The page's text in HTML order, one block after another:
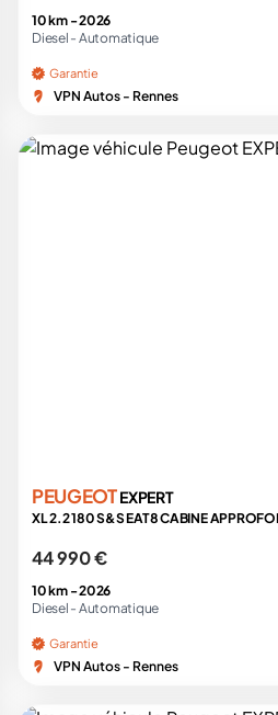
10 km -2026
Diesel - Automatique
Garantie
VPN Autos - Rennes
PEUGEOTEXPERT
XL 2.2 180 S&S EAT8 CABINE
44 990 €
10 km -2026
Diesel - Automatique
Garantie
VPN Autos - Rennes